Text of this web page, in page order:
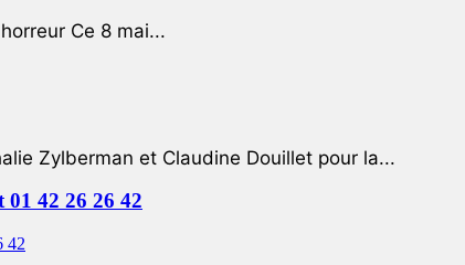
Ce 8 mai...
Zylberman et Claudine Douillet pour la...
01 42 26 26 42